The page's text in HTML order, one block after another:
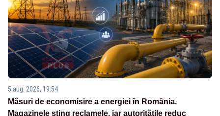
5 aug. 2026, 19:54
Măsuri de economisire a energiei în România.
Magazinele sting reclamele, iar autoritățile reduc